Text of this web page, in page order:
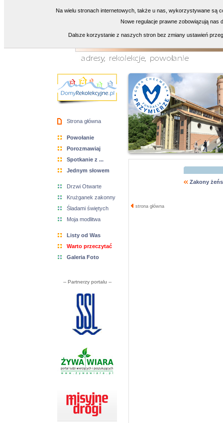
Strona główna
Powołanie
Porozmawiaj
Spotkanie z ...
Jednym słowem
Drzwi Otwarte
Krużganek zakonny
Śladami świętych
Moja modlitwa
Listy od Was
Warto przeczytać
Galeria Foto
-- Partnerzy portalu --
Zakony
strona główna
Na wielu stronach internetowych, także u nas, wykorzystywane są
Nowe regulacje prawne zobowiązują nas
Dalsze korzystanie z naszych stron bez zmiany ustawień